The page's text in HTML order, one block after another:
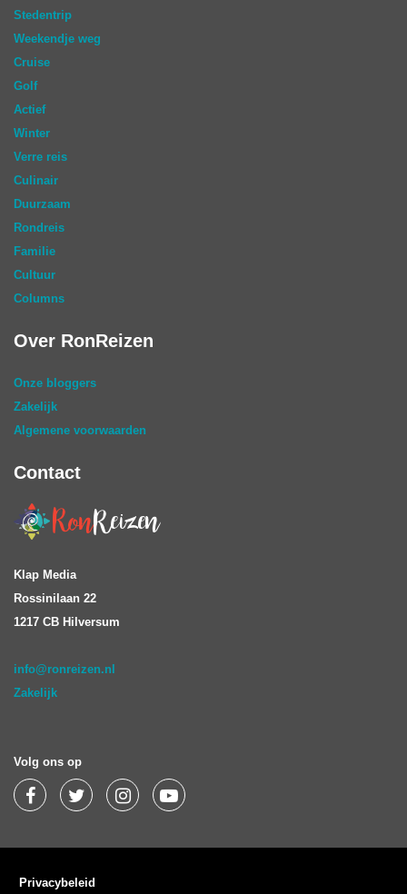
Stedentrip
Weekendje weg
Cruise
Golf
Actief
Winter
Verre reis
Culinair
Duurzaam
Rondreis
Familie
Cultuur
Columns
Over RonReizen
Onze bloggers
Zakelijk
Algemene voorwaarden
Contact
Klap Media
Rossinilaan 22
1217 CB Hilversum
info@ronreizen.nl
Zakelijk
Volg ons op
Privacybeleid